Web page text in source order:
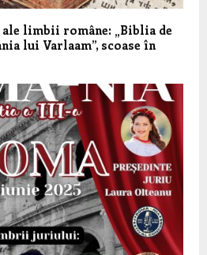
limbii române: „Biblia de
lui Varlaam”, scoase în